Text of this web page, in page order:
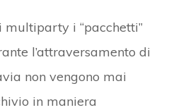
i “pacchetti”
l’attraversamento di
non vengono mai
in maniera